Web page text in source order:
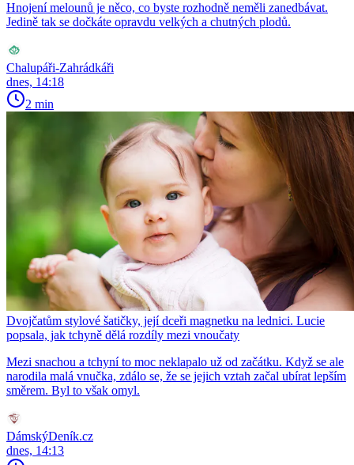
Hnojení melounů je něco, co byste rozhodně neměli zanedbávat.
Jedině tak se dočkáte opravdu velkých a chutných plodů.
Chalupáři-Zahrádkáři
dnes, 14:18
2 min
Dvojčatům stylové šatičky, její dceři magnetku na lednici. Lucie
popsala, jak tchyně dělá rozdíly mezi vnoučaty
Mezi snachou a tchyní to moc neklapalo už od začátku. Když se ale
narodila malá vnučka, zdálo se, že se jejich vztah začal ubírat lepším
směrem. Byl to však omyl.
DámskýDeník.cz
dnes, 14:13